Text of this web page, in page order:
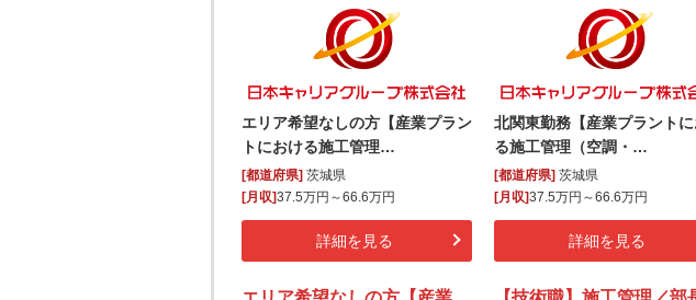
エリア希望なしの方【産業プラン
トにおける施工管理…
[都道府県] 茨城県
[月収]37.5万円～66.6万円
詳細を見る
北関東勤務【産業プラント
る施工管理（空調・…
[都道府県] 茨城県
[月収]37.5万円～66.6万円
詳細を見る